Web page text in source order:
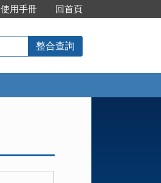
使用手冊 回首頁
整合查詢